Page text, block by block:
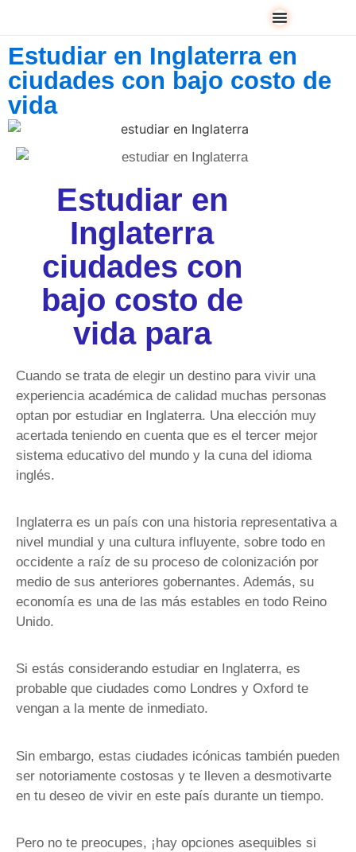
Estudiar en Inglaterra en
ciudades con bajo costo de
vida
Estudiar en
Inglaterra
ciudades con
bajo costo de
vida para
Cuando se trata de elegir un destino para vivir una
experiencia académica de calidad muchas personas
optan por estudiar en Inglaterra. Una elección muy
acertada teniendo en cuenta que es el tercer mejor
sistema educativo del mundo y la cuna del idioma
inglés.
Inglaterra es un país con una historia representativa a
nivel mundial y una cultura influyente, sobre todo en
occidente a raíz de su proceso de colonización por
medio de sus anteriores gobernantes. Además, su
economía es una de las más estables en todo Reino
Unido.
Si estás considerando estudiar en Inglaterra, es
probable que ciudades como Londres y Oxford te
vengan a la mente de inmediato.
Sin embargo, estas ciudades icónicas también pueden
ser notoriamente costosas y te lleven a desmotivarte
en tu deseo de vivir en este país durante un tiempo.
Pero no te preocupes, ¡hay opciones asequibles si